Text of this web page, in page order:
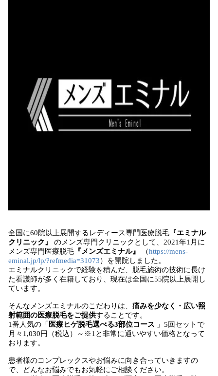
全国に60院以上展開するレディース専門医療脱毛 『エミナル
クリニック』 のメンズ専門クリニックとして、2021年1月に
メンズ専門医療脱毛 『メンズエミナル』 （https://mens-
eminal.jp/lp/?refmedia=31073）を開院しました。
エミナルクリニックで経験を積んだ、脱毛施術の技術に長け
た看護師が多く在籍しており、現在は全国に55院以上展開し
ています。
そんなメンズエミナルのこだわりは、 痛みを少なく・広い照
射範囲の医療脱毛をご提供することです。
1番人気の「 医療ヒゲ脱毛選べる3部位コース
」5回セットで
月々1,030円（税込）～※1と非常に通いやすい価格となって
おります。
患者様のコンプレックスやお悩みに向き合っていきますの
で、どんなお悩みでもお気軽にご相談ください。